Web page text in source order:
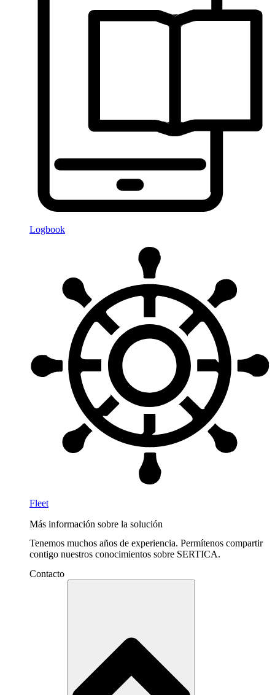
Logbook
Fleet
Más información sobre la solución
Tenemos muchos años de experiencia. Permítenos compartir
contigo nuestros conocimientos sobre SERTICA.
Contacto